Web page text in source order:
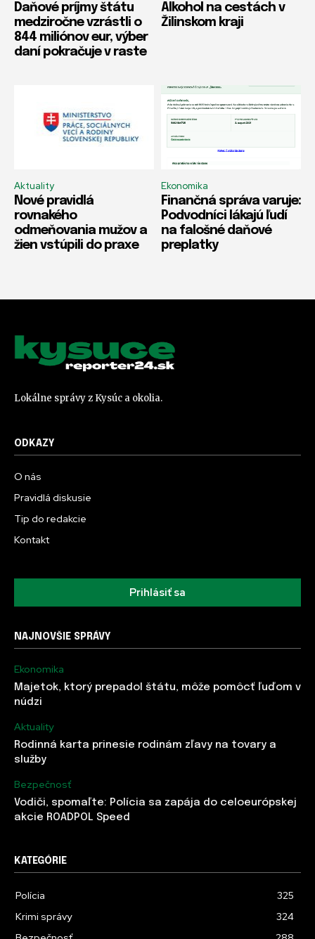
Daňové príjmy štátu
medziročne vzrástli o
844 miliónov eur, výber
daní pokračuje v raste
Alkohol na cestách v
Žilinskom kraji
Aktuality
Nové pravidlá
rovnakého
odmeňovania mužov a
žien vstúpili do praxe
Ekonomika
Finančná správa varuje:
Podvodníci lákajú ľudí
na falošné daňové
preplatky
Lokálne správy z Kysúc a okolia.
ODKAZY
O nás
Pravidlá diskusie
Tip do redakcie
Kontakt
Prihlásiť sa
NAJNOVŠIE SPRÁVY
Ekonomika
Majetok, ktorý prepadol štátu, môže pomôcť ľuďom v
núdzi
Aktuality
Rodinná karta prinesie rodinám zľavy na tovary a
služby
Bezpečnosť
Vodiči, spomaľte: Polícia sa zapája do celoeurópskej
akcie ROADPOL Speed
KATEGÓRIE
Polícia
325
Krimi správy
324